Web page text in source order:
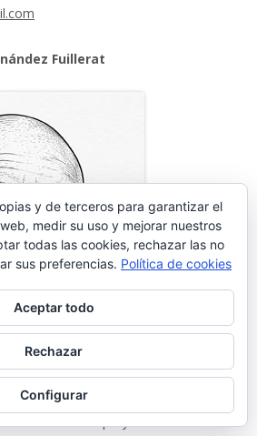
Fuillerat
establecido hace mas de 35 años en
y de terceros para garantizar el
medir su uso y mejorar nuestros
todas las cookies, rechazar las no
sus preferencias. Política de cookies
Aceptar todo
Rechazar
Configurar